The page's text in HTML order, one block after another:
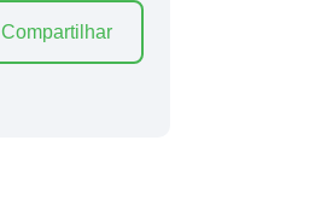
Compartilhar